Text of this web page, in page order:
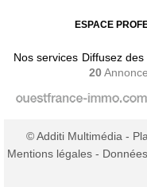
ESPACE
Nos services Diffusez
20
© Additi Multimédia -
Mentions légales -